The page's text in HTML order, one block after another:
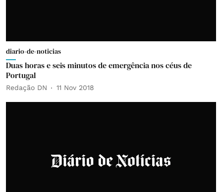
diario-de-noticias
Duas horas e seis minutos de emergência nos céus de
Portugal
Redação DN 11 Nov 2018